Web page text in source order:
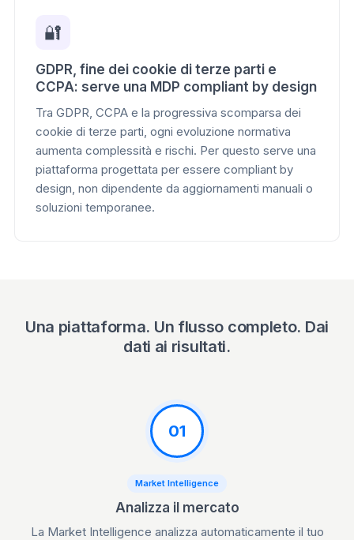
🔐
GDPR, fine dei cookie di terze parti e
CCPA: serve una MDP compliant by design
Tra GDPR, CCPA e la progressiva scomparsa dei
cookie di terze parti, ogni evoluzione normativa
aumenta complessità e rischi. Per questo serve una
piattaforma progettata per essere compliant by
design, non dipendente da aggiornamenti manuali o
soluzioni temporanee.
Una piattaforma. Un flusso completo. Dai
dati ai risultati.
01
Market Intelligence
Analizza il mercato
La Market Intelligence analizza automaticamente il tuo